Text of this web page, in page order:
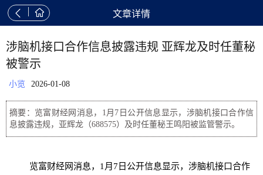
  文章详情
涉脑机接口合作信息披露违规 亚辉龙及时任董秘
被警示
小览 2026-01-08
摘要：览富财经网消息，1月7日公开信息显示，涉脑机接口合作信
息披露违规，亚辉龙（688575）及时任董秘王鸣阳被监管警示。
览富财经网消息，1月7日公开信息显示，涉脑机接口合作